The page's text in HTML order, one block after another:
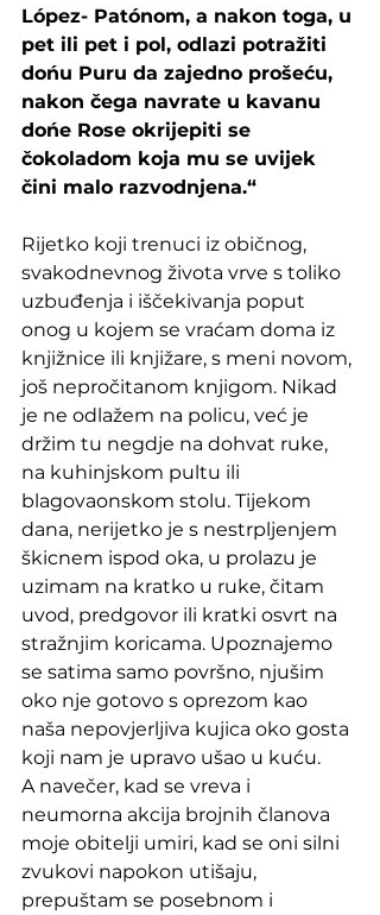
López- Patónom, a nakon toga, u
pet ili pet i pol, odlazi potražiti
dońu Puru da zajedno prošeću,
nakon čega navrate u kavanu
dońe Rose okrijepiti se
čokoladom koja mu se uvijek
čini malo razvodnjena.“
Rijetko koji trenuci iz običnog,
svakodnevnog života vrve s toliko
uzbuđenja i iščekivanja poput
onog u kojem se vraćam doma iz
knjižnice ili knjižare, s meni novom,
još nepročitanom knjigom. Nikad
je ne odlažem na policu, već je
držim tu negdje na dohvat ruke,
na kuhinjskom pultu ili
blagovaonskom stolu. Tijekom
dana, nerijetko je s nestrpljenjem
škicnem ispod oka, u prolazu je
uzimam na kratko u ruke, čitam
uvod, predgovor ili kratki osvrt na
stražnjim koricama. Upoznajemo
se satima samo površno, njušim
oko nje gotovo s oprezom kao
naša nepovjerljiva kujica oko gosta
koji nam je upravo ušao u kuću.
A navečer, kad se vreva i
neumorna akcija brojnih članova
moje obitelji umiri, kad se oni silni
zvukovi napokon utišaju,
prepuštam se posebnom i